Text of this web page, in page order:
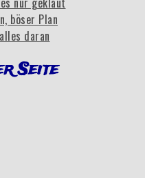
böser Plan
daran
Seite